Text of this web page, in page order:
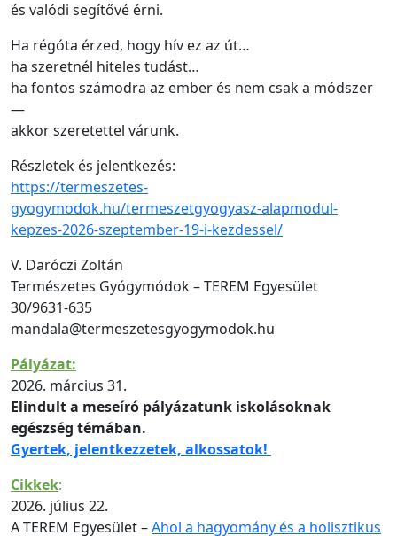
és valódi segítővé érni.
Ha régóta érzed, hogy hív ez az út…
ha szeretnél hiteles tudást…
ha fontos számodra az ember és nem csak a módszer
—
akkor szeretettel várunk.
Részletek és jelentkezés:
https://termeszetes-
gyogymodok.hu/termeszetgyogyasz-alapmodul-
kepzes-2026-szeptember-19-i-kezdessel/
V. Daróczi Zoltán
Természetes Gyógymódok – TEREM Egyesület
30/9631-635
mandala@termeszetesgyogymodok.hu
Pályázat:
2026. március 31.
Elindult a meseíró pályázatunk iskolásoknak
egészség témában.
Gyertek, jelentkezzetek, alkossatok!
Cikkek:
2026. július 22.
A TEREM Egyesület –Ahol a hagyomány és a holisztikus